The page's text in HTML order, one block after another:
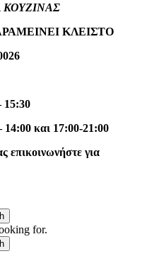
ΚΟΥΖΙΝΑΣ
ΚΛΕΙΣΤΟ
15:30
και 17:00-21:00
επικοινωνήστε για
for.